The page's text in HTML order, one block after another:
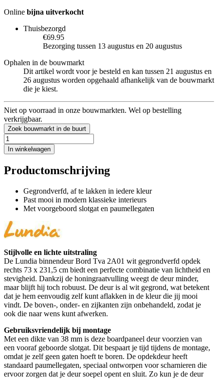
Online bijna uitverkocht
Thuisbezorgd
€69.95
Bezorging tussen 13 augustus en 20 augustus
Ophalen in de bouwmarkt
Dit artikel wordt voor je besteld en kan tussen 21 augustus en
26 augustus worden opgehaald afhankelijk van de bouwmarkt
die je kiest.
Niet op voorraad in onze bouwmarkten. Wel op bestelling
verkrijgbaar.
Zoek bouwmarkt in de buurt
In winkelwagen
Productomschrijving
Gegrondverfd, af te lakken in iedere kleur
Past mooi in modern klassieke interieurs
Met voorgeboord slotgat en paumellegaten
Stijlvolle en lichte uitstraling
De Lundia binnendeur Bord Tva 2A01 wit gegrondverfd opdek
rechts 73 x 231,5 cm biedt een perfecte combinatie van lichtheid en
stevigheid. Dankzij de honingraatvulling weegt de deur minder,
maar blijft hij toch robuust. De deur is al wit gegrond, wat betekent
dat je hem eenvoudig zelf kunt aflakken in de kleur die jij mooi
vindt. De boven-, onder- en zijkanten zijn onbehandeld, zodat je
ook die naar wens kunt afwerken.
Gebruiksvriendelijk bij montage
Met een dikte van 38 mm is deze boardpaneel deur voorzien van
een vooraf geboorde slotgat. Dit bespaart je tijd tijdens de montage,
omdat je zelf geen gaten hoeft te boren. De opdekdeur heeft
standaard paumellegaten, speciaal ontworpen voor scharnieren die
ervoor zorgen dat je deur soepel opent en sluit. Zo kun je de deur